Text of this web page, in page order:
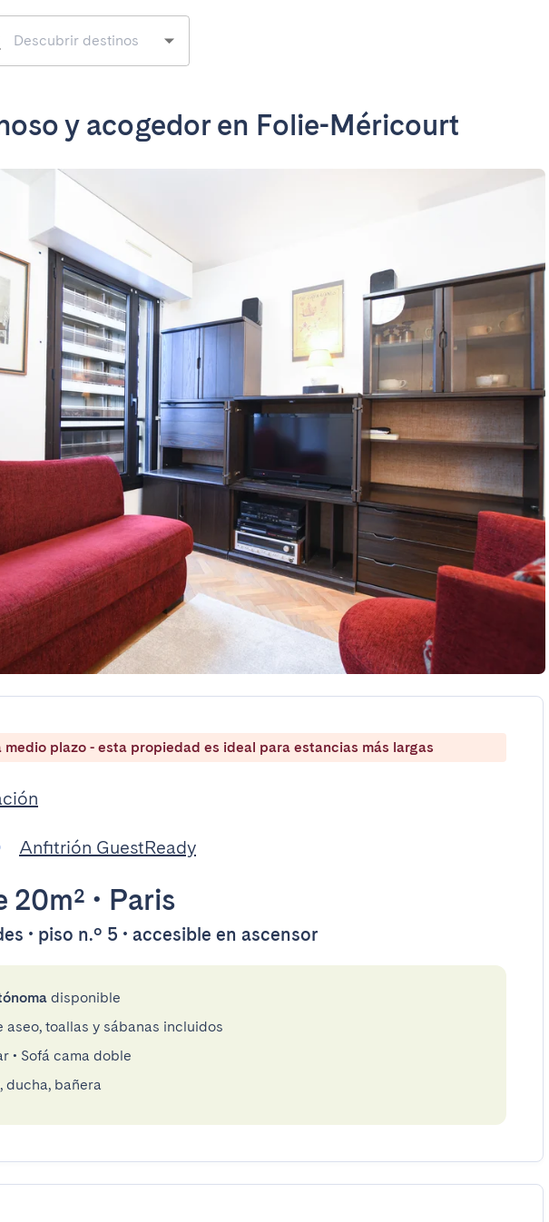
y acogedor en Folie-Méricourt
medio plazo - esta propiedad es ideal para estancias más largas
Anfitrión GuestReady
20m² • Paris
• piso n.º 5 • accesible en ascensor
disponible
aseo, toallas y sábanas incluidos
• Sofá cama doble
ducha, bañera